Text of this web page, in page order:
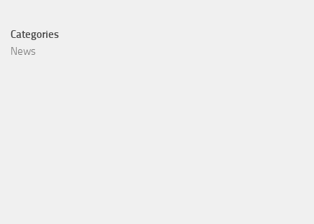
Categories
News